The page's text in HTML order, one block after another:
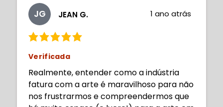
JG JEAN G. 1 ano atrás
Verificada
Realmente, entender como a indústria
fatura com a arte é maravilhoso para não
nos frustrarmos e compreendermos que